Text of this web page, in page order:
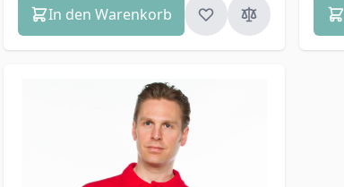
In den Warenkorb